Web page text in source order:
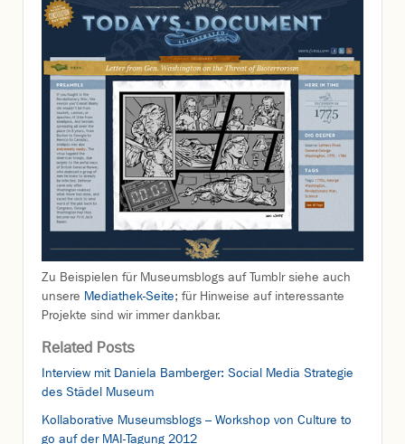
Zu Beispielen für Museumsblogs auf Tumblr siehe auch
unsere Mediathek-Seite; für Hinweise auf interessante
Projekte sind wir immer dankbar.
Related Posts
Interview mit Daniela Bamberger: Social Media Strategie
des Städel Museum
Kollaborative Museumsblogs – Workshop von Culture to
go auf der MAI-Tagung 2012